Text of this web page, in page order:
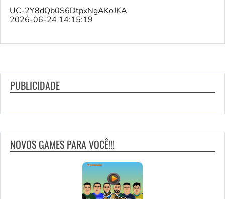
UC-2Y8dQb0S6DtpxNgAKoJKA
2026-06-24 14:15:19
PUBLICIDADE
NOVOS GAMES PARA VOCÊ!!!